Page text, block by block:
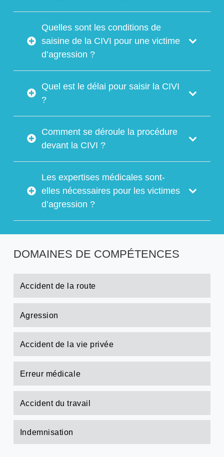
Quelles sont les conditions de
saisine de la CIVI pour une victime
d’agression ?
Quel est le délai pour saisir la CIVI
?
Comment se déroule la procédure
devant la CIVI ?
Les expertises médicales sont-
elles nécessaires pour les victimes
d’agression ?
DOMAINES DE COMPÉTENCES
Accident de la route
Agression
Accident de la vie privée
Erreur médicale
Accident du travail
Indemnisation